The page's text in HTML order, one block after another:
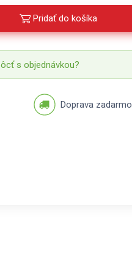
Pridať do košíka
s objednávkou?
Doprava zadarmo